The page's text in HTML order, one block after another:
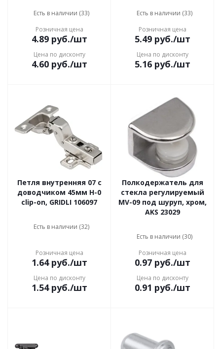
Есть в наличии (33)
Розничная цена
4.89руб./шт
Цена по дисконту
4.60руб./шт
Есть в наличии (33)
Розничная цена
5.49руб./шт
Цена по дисконту
5.16руб./шт
Петля внутренняя 07 с
доводчиком 45мм H-0
clip-on, GRIDLI 106097
Есть в наличии (32)
Розничная цена
1.64руб./шт
Цена по дисконту
1.54руб./шт
Полкодержатель для
стекла регулируемый
MV-09 под шуруп, хром,
AKS 23029
Есть в наличии (30)
Розничная цена
0.97руб./шт
Цена по дисконту
0.91 руб./шт